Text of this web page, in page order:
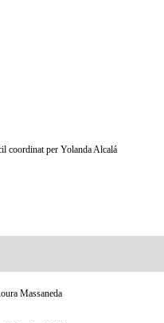
coordinat per Yolanda Alcalá
Massaneda